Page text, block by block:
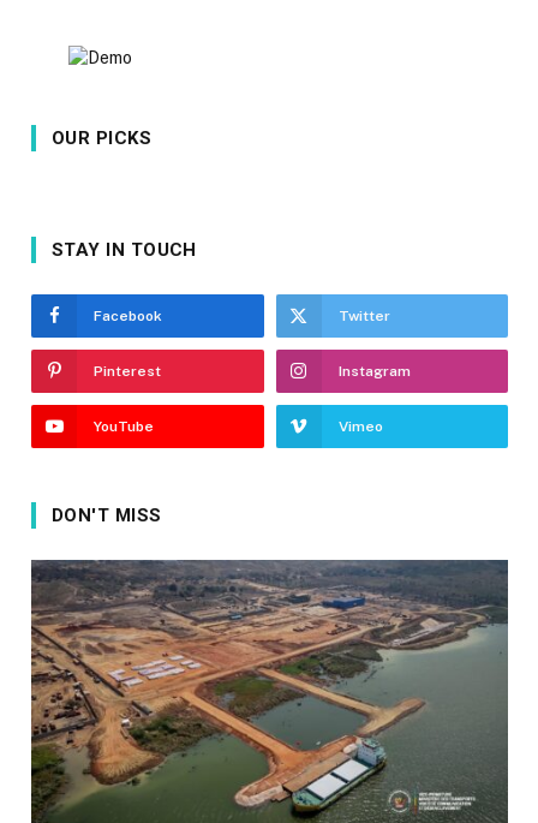
OUR PICKS
STAY IN TOUCH
Facebook Twitter
Pinterest Instagram
YouTube Vimeo
DON'T MISS